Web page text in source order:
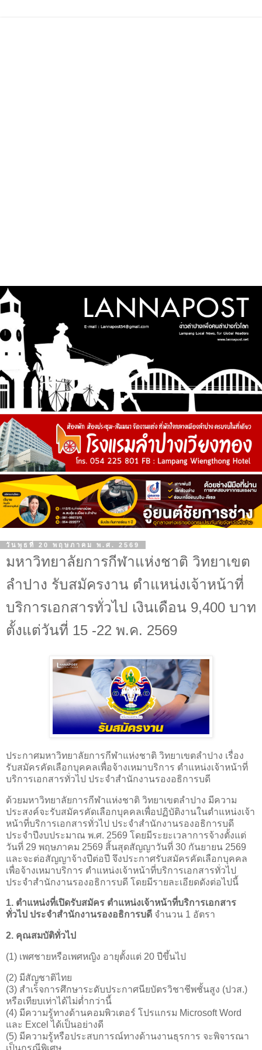
วันพุธที่ 20 พฤษภาคม พ.ศ. 2569
มหาวิทยาลัยการกีฬาแห่งชาติ วิทยาเขต
ลำปาง รับสมัครงาน ตำแหน่งเจ้าหน้าที่
บริการเอกสารทั่วไป เงินเดือน 9,400 บาท
ตั้งแต่วันที่ 15 -22 พ.ค. 2569
ประกาศมหาวิทยาลัยการกีฬาแห่งชาติ วิทยาเขตลำปาง เรื่อง
รับสมัครคัดเลือกบุคคลเพื่อจ้างเหมาบริการ ตำแหน่งเจ้าหน้าที่
บริการเอกสารทั่วไป ประจำสำนักงานรองอธิการบดี
ด้วยมหาวิทยาลัยการกีฬาแห่งชาติ วิทยาเขตลำปาง มีความ
ประสงค์จะรับสมัครคัดเลือกบุคคลเพื่อปฏิบัติงานในตำแหน่งเจ้า
หน้าที่บริการเอกสารทั่วไป ประจำสำนักงานรองอธิการบดี
ประจำปีงบประมาณ พ.ศ. 2569 โดยมีระยะเวลาการจ้างตั้งแต่
วันที่ 29 พฤษภาคม 2569 สิ้นสุดสัญญาวันที่ 30 กันยายน 2569
และจะต่อสัญญาจ้างปีต่อปี จึงประกาศรับสมัครคัดเลือกบุคคล
เพื่อจ้างเหมาบริการ ตำแหน่งเจ้าหน้าที่บริการเอกสารทั่วไป
ประจำสำนักงานรองอธิการบดี โดยมีรายละเอียดดังต่อไปนี้
1. ตำแหน่งที่เปิดรับสมัคร ตำแหน่งเจ้าหน้าที่บริการเอกสาร
ทั่วไป ประจำสำนักงานรองอธิการบดี จำนวน 1 อัตรา
2. คุณสมบัติทั่วไป
(1) เพศชายหรือเพศหญิง อายุตั้งแต่ 20 ปีขึ้นไป
(2) มีสัญชาติไทย
(3) สำเร็จการศึกษาระดับประกาศนียบัตรวิชาชีพชั้นสูง (ปวส.)
หรือเทียบเท่าได้ไม่ต่ำกว่านี้
(4) มีความรู้ทางด้านคอมพิวเตอร์ โปรแกรม Microsoft Word
และ Excel ได้เป็นอย่างดี
(5) มีความรู้หรือประสบการณ์ทางด้านงานธุรการ จะพิจารณา
เป็นกรณีพิเศษ